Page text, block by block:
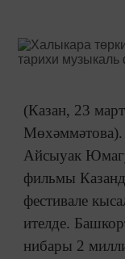
(Казан, 23
Мөхәммәтова).
Айсыуак
фильмы
фестивале
ителде.
нибары 2